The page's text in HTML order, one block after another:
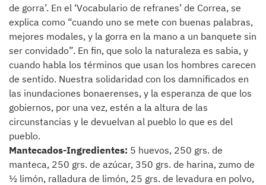
de gorra’. En el ‘Vocabulario de refranes’ de Correa, se
explica como “cuando uno se mete con buenas palabras,
mejores modales, y la gorra en la mano a un banquete sin
ser convidado”. En fin, que solo la naturaleza es sabia, y
cuando habla los términos que usan los hombres carecen
de sentido. Nuestra solidaridad con los damnificados en
las inundaciones bonaerenses, y la esperanza de que los
gobiernos, por una vez, estén a la altura de las
circunstancias y le devuelvan al pueblo lo que es del
pueblo.
Mantecados-Ingredientes: 5 huevos, 250 grs. de
manteca, 250 grs. de azúcar, 350 grs. de harina, zumo de
½ limón, ralladura de limón, 25 grs. de levadura en polvo,